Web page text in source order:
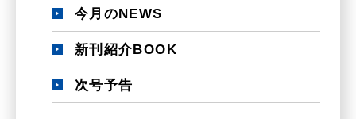
今月のNEWS
新刊紹介BOOK
次号予告